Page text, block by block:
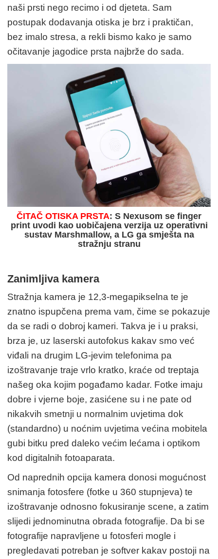
naši prsti nego recimo i od djeteta. Sam
postupak dodavanja otiska je brz i praktičan,
bez imalo stresa, a rekli bismo kako je samo
očitavanje jagodice prsta najbrže do sada.
ČITAČ OTISKA PRSTA: S Nexusom se finger
print uvodi kao uobičajena verzija uz operativni
sustav Marshmallow, a LG ga smješta na
stražnju stranu
Zanimljiva kamera
Stražnja kamera je 12,3-megapikselna te je
znatno ispupčena prema vam, čime se pokazuje
da se radi o dobroj kameri. Takva je i u praksi,
brza je, uz laserski autofokus kakav smo već
viđali na drugim LG-jevim telefonima pa
izoštravanje traje vrlo kratko, kraće od treptaja
našeg oka kojim pogađamo kadar. Fotke imaju
dobre i vjerne boje, zasićene su i ne pate od
nikakvih smetnji u normalnim uvjetima dok
(standardno) u noćnim uvjetima većina mobitela
gubi bitku pred daleko većim lećama i optikom
kod digitalnih fotoaparata.
Od naprednih opcija kamera donosi mogućnost
snimanja fotosfere (fotke u 360 stupnjeva) te
izoštravanje odnosno fokusiranje scene, a zatim
slijedi jednominutna obrada fotografije. Da bi se
fotografije napravljene u fotosferi mogle i
pregledavati potreban je softver kakav postoji na